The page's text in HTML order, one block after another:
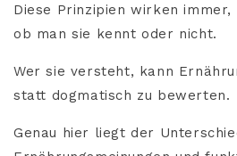
Diese Prinzipien wirken immer,
ob man sie kennt oder nicht.
Wer sie versteht, kann
statt dogmatisch zu bewerten.
Genau hier liegt der